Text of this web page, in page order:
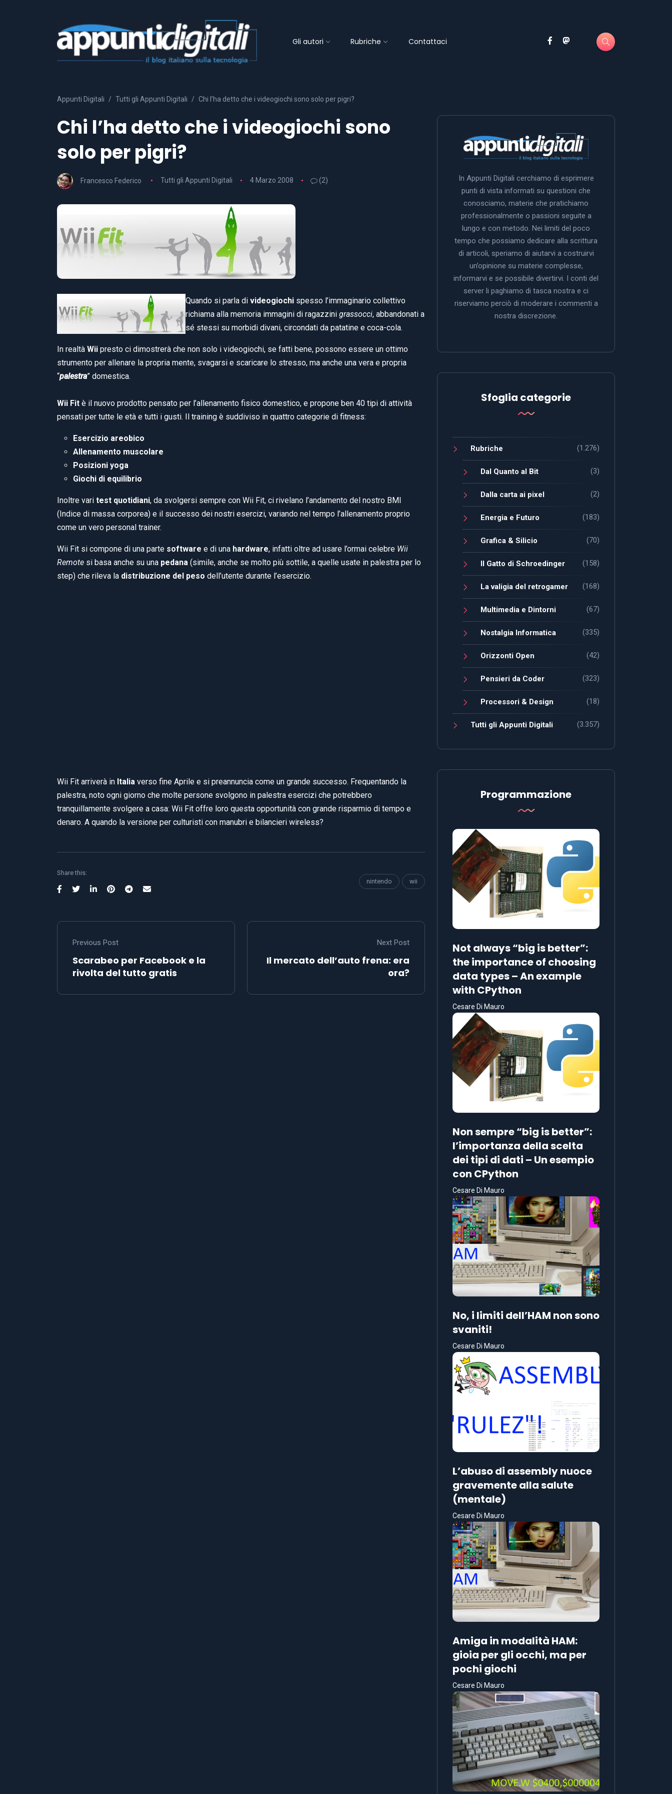
Gli autori Rubriche Contattaci
Appunti Digitali Tutti gli Appunti Digitali Chi l’ha detto che i videogiochi sono solo per pigri?
Chi l’ha detto che i videogiochi sono
solo per pigri?
Francesco Federico Tutti gli Appunti Digitali 4 Marzo 2008 (2)
Quando si parla di videogiochi spesso l’immaginario collettivo
richiama alla memoria immagini di ragazzini grassocci, abbandonati a
sé stessi su morbidi divani, circondati da patatine e coca-cola.
In realtà Wii presto ci dimostrerà che non solo i videogiochi, se fatti bene, possono essere un ottimo
strumento per allenare la propria mente, svagarsi e scaricare lo stresso, ma anche una vera e propria
“palestra” domestica.
Wii Fit è il nuovo prodotto pensato per l’allenamento fisico domestico, e propone ben 40 tipi di attività
pensati per tutte le età e tutti i gusti. Il training è suddiviso in quattro categorie di fitness:
Esercizio areobico
Allenamento muscolare
Posizioni yoga
Giochi di equilibrio
Inoltre vari test quotidiani, da svolgersi sempre con Wii Fit, ci rivelano l’andamento del nostro BMI
(Indice di massa corporea) e il successo dei nostri esercizi, variando nel tempo l’allenamento proprio
come un vero personal trainer.
Wii Fit si compone di una parte software e di una hardware, infatti oltre ad usare l’ormai celebre Wii
Remote si basa anche su una pedana (simile, anche se molto più sottile, a quelle usate in palestra per lo
step) che rileva la distribuzione del peso dell’utente durante l’esercizio.
Wii Fit arriverà in Italia verso fine Aprile e si preannuncia come un grande successo. Frequentando la
palestra, noto ogni giorno che molte persone svolgono in palestra esercizi che potrebbero
tranquillamente svolgere a casa: Wii Fit offre loro questa opportunità con grande risparmio di tempo e
denaro. A quando la versione per culturisti con manubri e bilancieri wireless?
Share this:
nintendo
wii
Previous Post
Scarabeo per Facebook e la
rivolta del tutto gratis
Next Post
Il mercato dell’auto frena: era
ora?
In Appunti Digitali cerchiamo di esprimere
punti di vista informati su questioni che
conosciamo, materie che pratichiamo
professionalmente o passioni seguite a
lungo e con metodo. Nei limiti del poco
tempo che possiamo dedicare alla scrittura
di articoli, speriamo di aiutarvi a costruirvi
un’opinione su materie complesse,
informarvi e se possibile divertirvi. I conti del
server li paghiamo di tasca nostra e ci
riserviamo perciò di moderare i commenti a
nostra discrezione.
Sfoglia categorie
Rubriche (1.276)
Dal Quanto al Bit (3)
Dalla carta ai pixel (2)
Energia e Futuro (183)
Grafica & Silicio (70)
Il Gatto di Schroedinger (158)
La valigia del retrogamer (168)
Multimedia e Dintorni (67)
Nostalgia Informatica (335)
Orizzonti Open (42)
Pensieri da Coder (323)
Processori & Design (18)
Tutti gli Appunti Digitali (3.357)
Programmazione
Not always “big is better”:
the importance of choosing
data types – An example
with CPython
Cesare Di Mauro
Non sempre “big is better”:
l’importanza della scelta
dei tipi di dati – Un esempio
con CPython
Cesare Di Mauro
No, i limiti dell’HAM non sono
svaniti!
Cesare Di Mauro
L’abuso di assembly nuoce
gravemente alla salute
(mentale)
Cesare Di Mauro
Amiga in modalità HAM:
gioia per gli occhi, ma per
pochi giochi
Cesare Di Mauro